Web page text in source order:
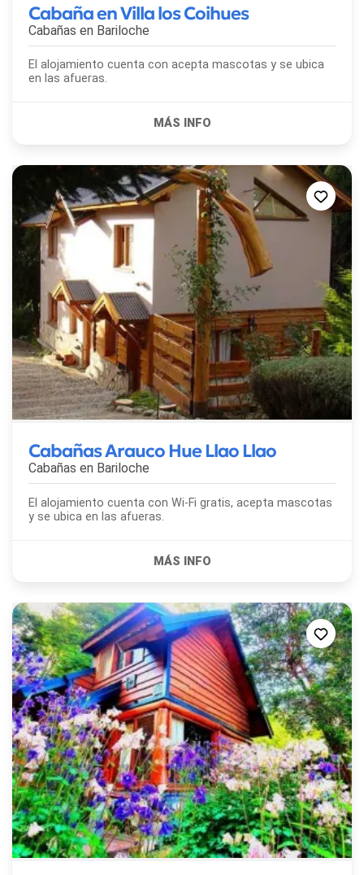
Cabaña en Villa los Coihues
Cabañas en Bariloche
El alojamiento cuenta con acepta mascotas y se ubica
en las afueras.
Cabañas Arauco Hue Llao Llao
Cabañas en Bariloche
El alojamiento cuenta con Wi-Fi gratis, acepta mascotas
y se ubica en las afueras.